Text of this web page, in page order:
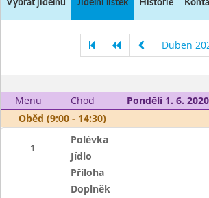
Vybrat jídelnu Jídelní lístek Historie
Duben
Menu Chod
Pondělí 1. 6. 2020
Oběd (9:00 - 14:30)
1
Polévka
Jídlo
Příloha
Doplněk